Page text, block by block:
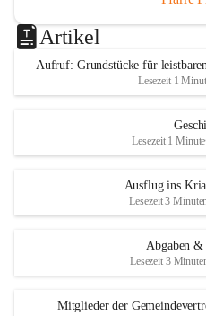
Artikel
Aufruf: Grundstücke für
Lesezeit 1
Lesezeit 1 Minute
Ausflug ins
Lesezeit 3
Abgaben &
Lesezeit 3
Mitglieder der